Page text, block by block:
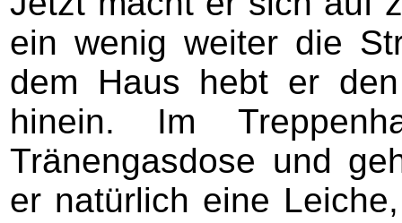
ein wenig weiter die
dem Haus hebt er
hinein. Im
Tränengasdose und
er natürlich eine